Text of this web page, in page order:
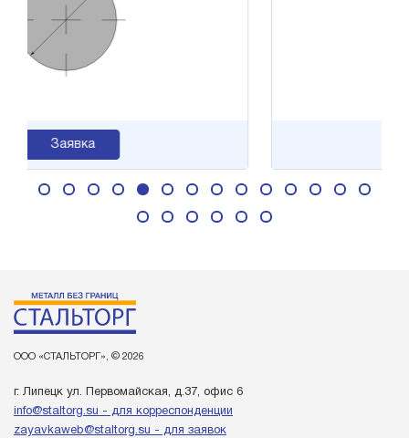
ООО «СТАЛЬТОРГ», © 2026
г. Липецк ул. Первомайская, д.37, офис 6
info@staltorg.su - для корреспонденции
zayavkaweb@staltorg.su - для заявок